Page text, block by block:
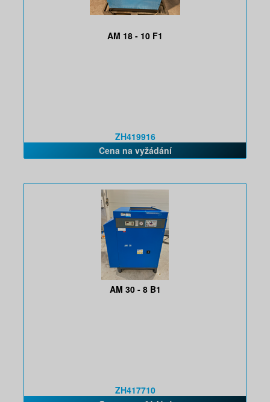
AM 18 - 10 F1
ZH419916
Cena na vyžádání
AM 30 - 8 B1
ZH417710